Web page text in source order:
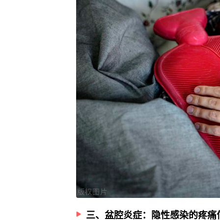
三、盆腔炎症：隐性感染的疼痛